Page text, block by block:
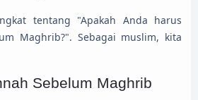
tentang "Apakah Anda harus
Maghrib?". Sebagai muslim, kita
Sebelum Maghrib